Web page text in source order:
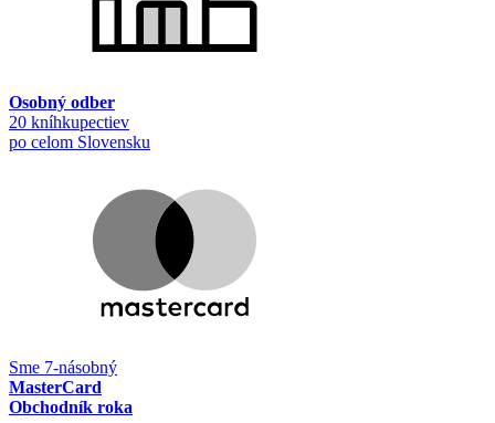
Osobný odber
20 kníhkupectiev
po celom Slovensku
Sme 7-násobný
MasterCard
Obchodník roka